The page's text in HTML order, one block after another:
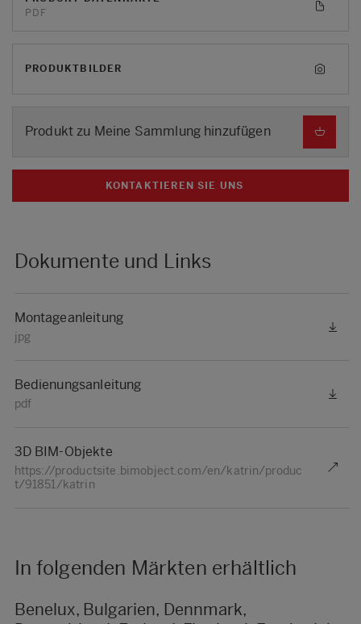
PDF
PRODUKTBILDER
Produkt zu Meine Sammlung hinzufügen
KONTAKTIEREN SIE UNS
Dokumente und Links
Montageanleitung
jpg
Bedienungsanleitung
pdf
3D BIM-Objekte
https://productsite.bimobject.com/en/katrin/produc
t/91851/katrin
In folgenden Märkten erhältlich
Benelux, Bulgarien, Dennmark,